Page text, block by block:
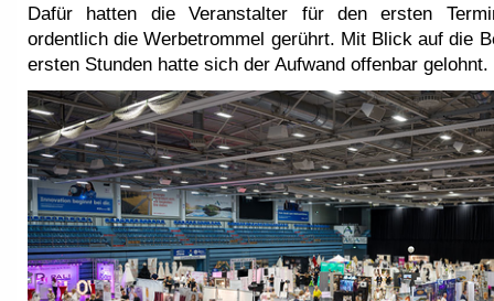
Dafür hatten die Veranstalter für den ersten
ordentlich die Werbetrommel gerührt. Mit Blick auf die
ersten Stunden hatte sich der Aufwand offenbar gelohnt.